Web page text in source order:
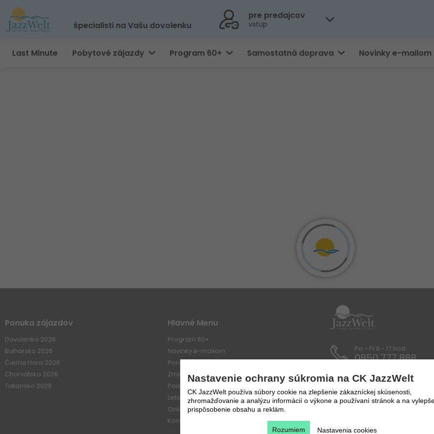
špecialisti na Vašu dovolenku
pre predajcov
vstup
Last Minute Pobytové zájazdy Program 60+ Samostatná doprava Novinky e-mailom
Ponuka zájazdov
Dovolenka 2026
Bulharsko 2026
Čierna Hora 2026
Chorvátsko 2026
Taliansko 2026
Hlavné Menu
Program 60+
Novinky e-mailom
Ponuka práce
Zmluvné vzťahy / Dokumenty
Poistenie
Letové poriadky a prepravné podmienky
Online platba
Kontakt
Po - Pi 9 - 17 hod
0850 777 888
Nastavenie ochrany súkromia na CK JazzWelt
CK JazzWelt používa súbory cookie na zlepšenie zákazníckej skúsenosti,
zhromažďovanie a analýzu informácií o výkone a používaní stránok a na
prispôsobenie obsahu a reklám.
Nastavenia cookies
Rozumiem